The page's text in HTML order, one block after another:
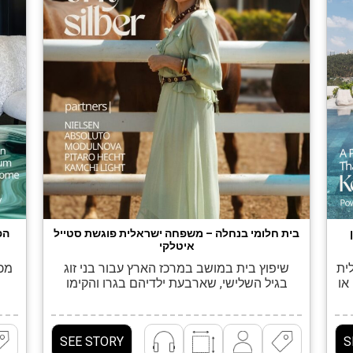
בית חלומי בנחלה – משפחה ישראלית פוגשת סטייל
איטלקי
שיפוץ בית במושב במרכז הארץ עבור בני זוג
בגיל השלישי, שארבעת ילדיהם בגרו והקימו
מורחבת ישראלית. הוא מרכז החיים של כל
הילדים והנכדים ומשמש מקום בילוי לכולם יחד.
כמו כן, הוא גן עדן לאוהבי סוסים, כבשים, כלבים
SEE STORY